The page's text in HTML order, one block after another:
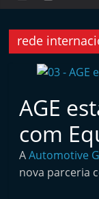
rede
AGE
com
AAutomotive
nova parceria